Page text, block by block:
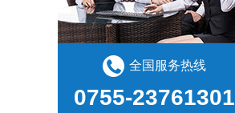
全国服务热线
0755-23761301